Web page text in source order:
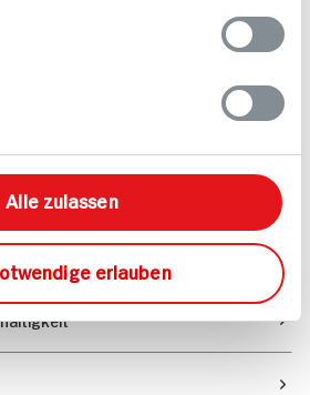
Alle zulassen
erlauben